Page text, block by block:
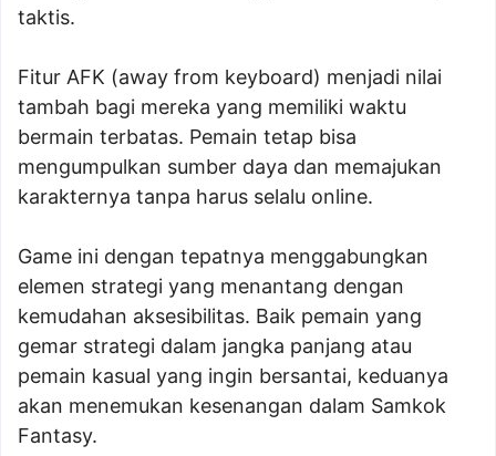
taktis.
Fitur AFK (away from keyboard) menjadi nilai
tambah bagi mereka yang memiliki waktu
bermain terbatas. Pemain tetap bisa
mengumpulkan sumber daya dan memajukan
karakternya tanpa harus selalu online.
Game ini dengan tepatnya menggabungkan
elemen strategi yang menantang dengan
kemudahan aksesibilitas. Baik pemain yang
gemar strategi dalam jangka panjang atau
pemain kasual yang ingin bersantai, keduanya
akan menemukan kesenangan dalam Samkok
Fantasy.